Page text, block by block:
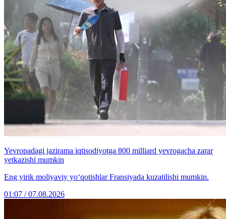
Yevropadagi jazirama iqtisodiyotga 800 milliard yevrogacha zarar
yetkazishi mumkin
Eng yirik moliyaviy yo‘qotishlar Fransiyada kuzatilishi mumkin.
01:07 / 07.08.2026